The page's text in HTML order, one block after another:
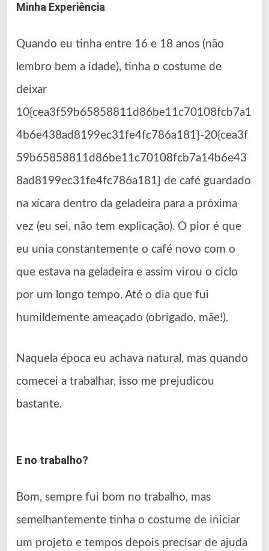
Minha Experiência
Quando eu tinha entre 16 e 18 anos (não
lembro bem a idade), tinha o costume de
deixar
10{cea3f59b65858811d86be11c70108fcb7a1
4b6e438ad8199ec31fe4fc786a181}-20{cea3f
59b65858811d86be11c70108fcb7a14b6e43
8ad8199ec31fe4fc786a181} de café guardado
na xícara dentro da geladeira para a próxima
vez (eu sei, não tem explicação). O pior é que
eu unia constantemente o café novo com o
que estava na geladeira e assim virou o ciclo
por um longo tempo. Até o dia que fui
humildemente ameaçado (obrigado, mãe!).
Naquela época eu achava natural, mas quando
comecei a trabalhar, isso me prejudicou
bastante.
E no trabalho?
Bom, sempre fui bom no trabalho, mas
semelhantemente tinha o costume de iniciar
um projeto e tempos depois precisar de ajuda